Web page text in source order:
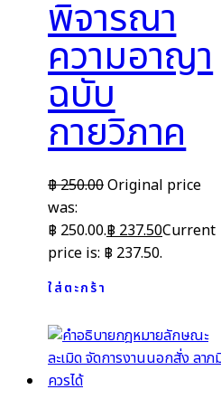
พิจารณา
ความอาญา
ฉบับ
กายวิภาค
฿250.00Original price
was:
฿ 250.00.฿ 237.50Current
price is: ฿ 237.50.
ใส่ตะกร้า